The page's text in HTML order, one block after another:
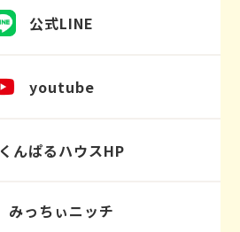
公式LINE
youtube
くんぱるハウスHP
みっちぃニッチ